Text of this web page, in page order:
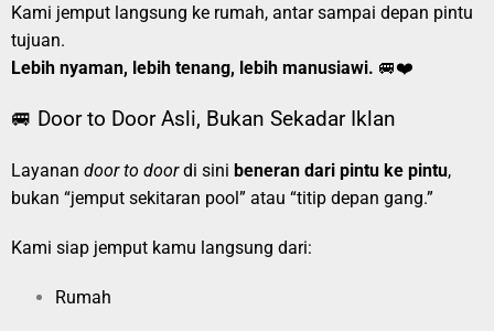
Kami jemput langsung ke rumah, antar sampai depan pintu
tujuan.
Lebih nyaman, lebih tenang, lebih manusiawi. 🚐❤️
🚐 Door to Door Asli, Bukan Sekadar Iklan
Layanan door to doordi sini beneran dari pintu ke pintu,
bukan “jemput sekitaran pool” atau “titip depan gang.”
Kami siap jemput kamu langsung dari:
Rumah